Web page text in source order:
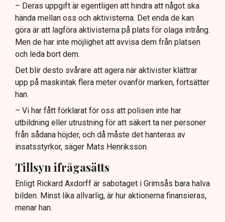
– Deras uppgift är egentligen att hindra att något ska
hända mellan oss och aktivisterna. Det enda de kan
göra är att lagföra aktivisterna på plats för olaga intrång.
Men de har inte möjlighet att avvisa dem från platsen
och leda bort dem.
Det blir desto svårare att agera när aktivister klättrar
upp på maskintak flera meter ovanför marken, fortsätter
han.
– Vi har fått förklarat för oss att polisen inte har
utbildning eller utrustning för att säkert ta ner personer
från sådana höjder, och då måste det hanteras av
insatsstyrkor, säger Mats Henriksson.
Tillsyn ifrågasätts
Enligt Rickard Axdorff är sabotaget i Grimsås bara halva
bilden. Minst lika allvarlig, är hur aktionerna finansieras,
menar han.